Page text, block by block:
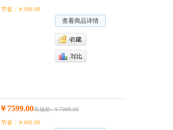
节省：￥300.00
查看商品详情
￥7599.00市场价: ￥7999.00
节省：￥400.00